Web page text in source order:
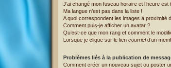
J’ai changé mon fuseau horaire et l’heure
Ma langue n’est pas dans la liste !
A quoi correspondent les images à proximité
Comment puis-je afficher un avatar ?
Qu’est-ce que mon rang et comment le
Lorsque je clique sur le lien courrield’un
Problèmes liés à la publication de
Comment créer un nouveau sujet ou poster